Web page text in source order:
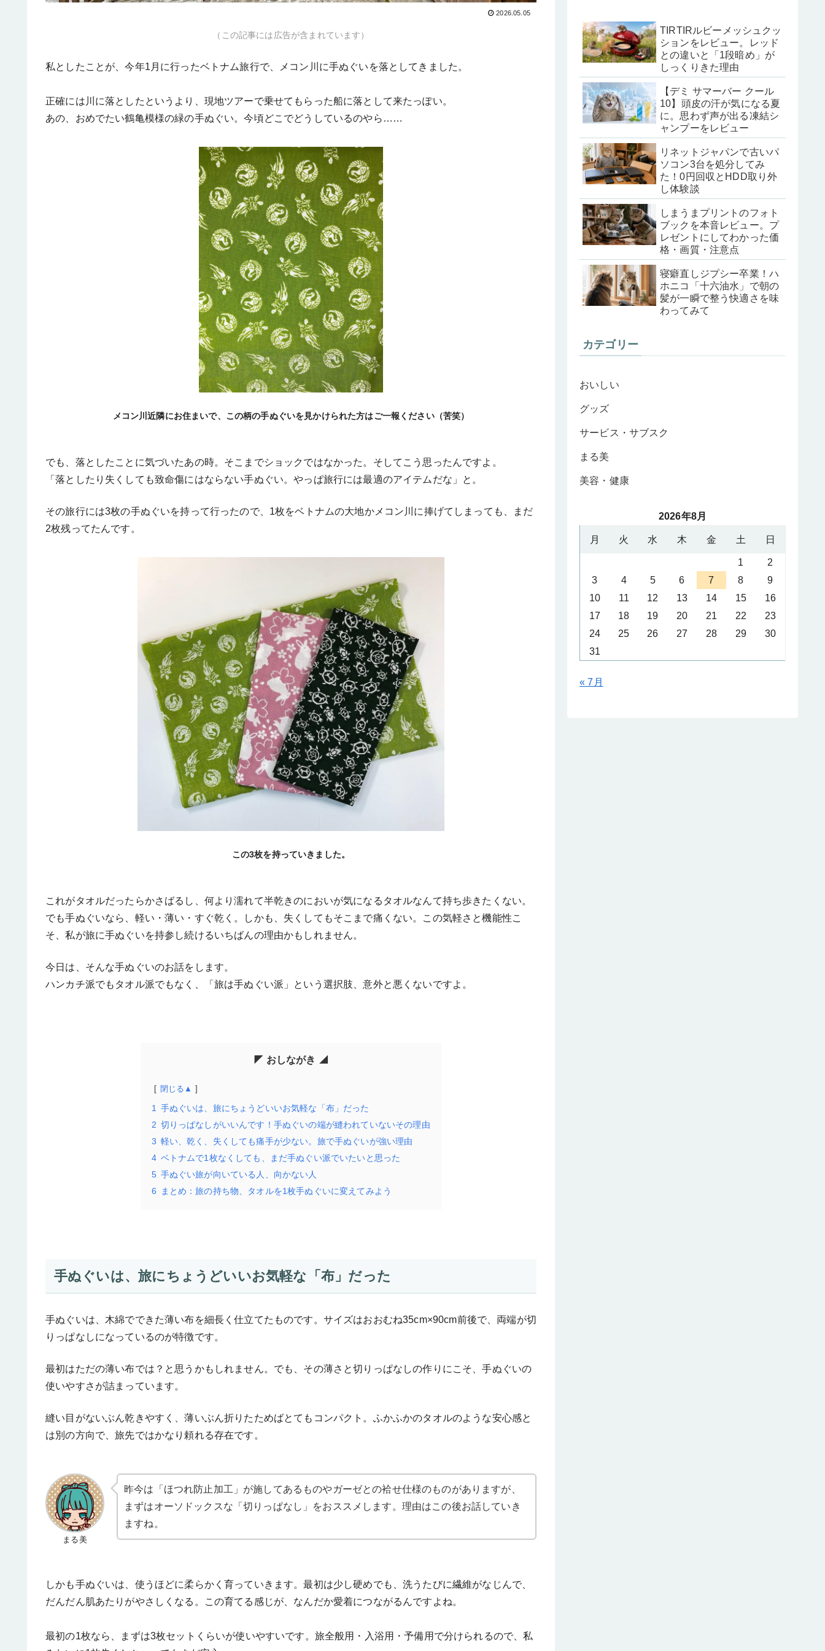
2026.05.05
（この記事には広告が含まれています）
私としたことが、今年1月に行ったベトナム旅行で、メコン川に手ぬぐいを落としてきました。
正確には川に落としたというより、現地ツアーで乗せてもらった船に落として来たっぽい。
あの、おめでたい鶴亀模様の緑の手ぬぐい。今頃どこでどうしているのやら……
メコン川近隣にお住まいで、この柄の手ぬぐいを見かけられた方はご一報ください（苦笑）
でも、落としたことに気づいたあの時。そこまでショックではなかった。そしてこう思ったんですよ。
「落としたり失くしても致命傷にはならない手ぬぐい。やっぱ旅行には最適のアイテムだな」と。
その旅行には3枚の手ぬぐいを持って行ったので、1枚をベトナムの大地かメコン川に捧げてしまっても、まだ
2枚残ってたんです。
この3枚を持っていきました。
これがタオルだったらかさばるし、何より濡れて半乾きのにおいが気になるタオルなんて持ち歩きたくない。
でも手ぬぐいなら、軽い・薄い・すぐ乾く。しかも、失くしてもそこまで痛くない。この気軽さと機能性こ
そ、私が旅に手ぬぐいを持参し続けるいちばんの理由かもしれません。
今日は、そんな手ぬぐいのお話をします。
ハンカチ派でもタオル派でもなく、「旅は手ぬぐい派」という選択肢、意外と悪くないですよ。
◤ おしながき ◢
閉じる▲
1
手ぬぐいは、旅にちょうどいいお気軽な「布」だった
2 切りっぱなしがいいんです！手ぬぐいの端が縫われていないその理由
3 軽い、乾く、失くしても痛手が少ない。旅で手ぬぐいが強い理由
4 ベトナムで1枚なくしても、まだ手ぬぐい派でいたいと思った
5 手ぬぐい旅が向いている人、向かない人
6
まとめ：旅の持ち物、タオルを1枚手ぬぐいに変えてみよう
手ぬぐいは、旅にちょうどいいお気軽な「布」だった
手ぬぐいは、木綿でできた薄い布を細長く仕立てたものです。サイズはおおむね35cm×90cm前後で、両端が切
りっぱなしになっているのが特徴です。
最初はただの薄い布では？と思うかもしれません。でも、その薄さと切りっぱなしの作りにこそ、手ぬぐいの
使いやすさが詰まっています。
縫い目がないぶん乾きやすく、薄いぶん折りたためばとてもコンパクト。ふかふかのタオルのような安心感と
は別の方向で、旅先ではかなり頼れる存在です。
まる美
昨今は「ほつれ防止加工」が施してあるものやガーゼとの袷せ仕様のものがありますが、
まずはオーソドックスな「切りっぱなし」をおススメします。理由はこの後お話していき
ますね。
しかも手ぬぐいは、使うほどに柔らかく育っていきます。最初は少し硬めでも、洗うたびに繊維がなじんで、
だんだん肌あたりがやさしくなる。この育てる感じが、なんだか愛着につながるんですよね。
最初の1枚なら、まずは3枚セットくらいが使いやすいです。旅全般用・入浴用・予備用で分けられるので、私
TIRTIRルビーメッシュクッ
ションをレビュー。レッド
との違いと「1段暗め」が
しっくりきた理由
【デミ サマーバー クール
10】頭皮の汗が気になる夏
に。思わず声が出る凍結シ
ャンプーをレビュー
リネットジャパンで古いパ
ソコン3台を処分してみ
た！0円回収とHDD取り外
し体験談
しまうまプリントのフォト
ブックを本音レビュー。プ
レゼントにしてわかった価
格・画質・注意点
寝癖直しジプシー卒業！ハ
ホニコ「十六油水」で朝の
髪が一瞬で整う快適さを味
わってみて
カテゴリー
おいしい
グッズ
サービス・サブスク
まる美
美容・健康
2026年8月
月 火 水 木 金 土 日
1
2
3
4 5 6 7 8
9
10
11 12 13 14 15
16
17
18 19 20 21 22
23
24
25 26 27 28 29
30
31
« 7月